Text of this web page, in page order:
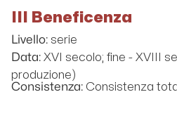
III Beneficenza
Livello: serie
Data: XVI secolo; fine - XVIII
produzione)
Consistenza: Consistenza